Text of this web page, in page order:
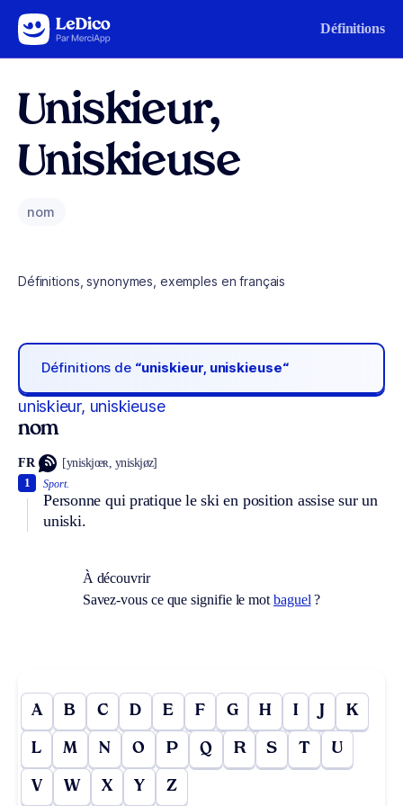
Aller au contenu Définitions
Uniskieur,
Uniskieuse
nom
Définitions, synonymes, exemples en français
Définitions de “uniskieur, uniskieuse“
uniskieur, uniskieuse
nom
FR [yniskjœʀ, yniskjøz]
Sport.
Personne qui pratique le ski en position assise sur un
uniski.
1
À découvrir
Savez-vous ce que signifie le mot baguel ?
A B C D E F G H I J K
L M N O P Q R S T U
V W X Y Z